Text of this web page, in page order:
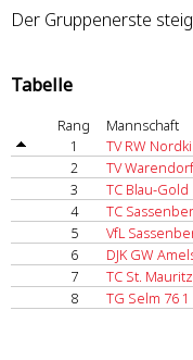
Der Gruppenerste
Tabelle
Rang
Mannschaft
1
TV RW
2
TV
3
TC Blau-
4
TC
5
VfL
6
DJK GW
7
TC St.
8
TG Selm 76 1